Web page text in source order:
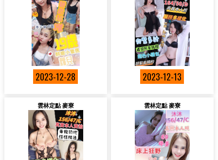
2023-12-28 2023-12-13
雲林定點 麥寮 雲林定點 麥寮